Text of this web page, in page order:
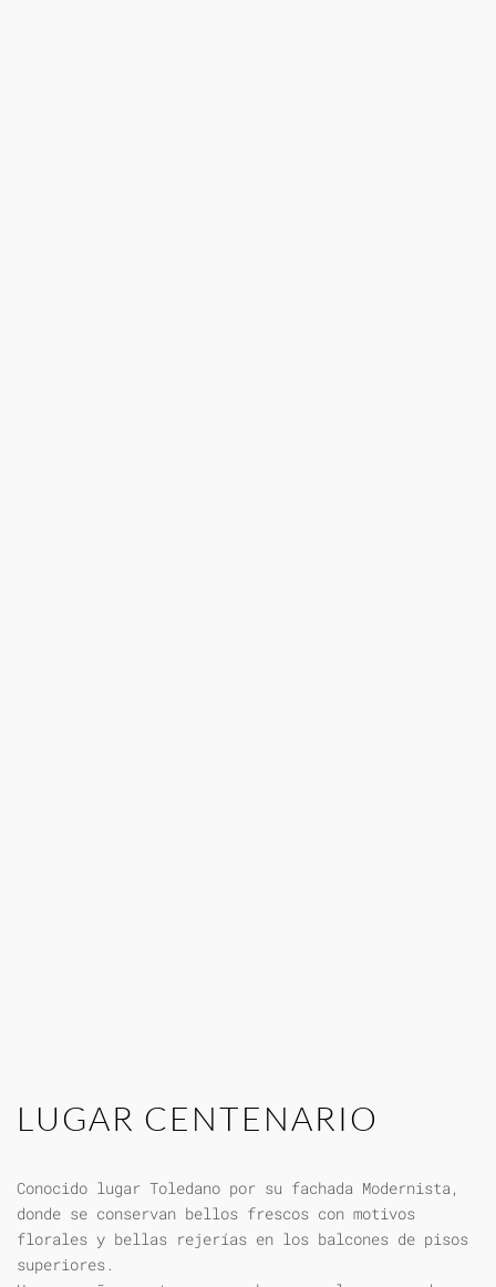
LUGAR CENTENARIO
Conocido lugar Toledano por su fachada Modernista,
donde se conservan bellos frescos con motivos
florales y bellas rejerías en los balcones de pisos
superiores.